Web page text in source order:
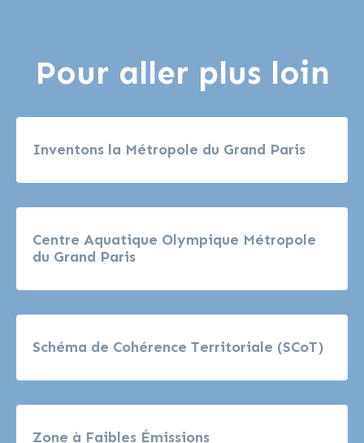
Pour aller plus loin
Inventons la Métropole du Grand Paris
Centre Aquatique Olympique Métropole
du Grand Paris
Schéma de Cohérence Territoriale (SCoT)
Zone à Faibles Émissions